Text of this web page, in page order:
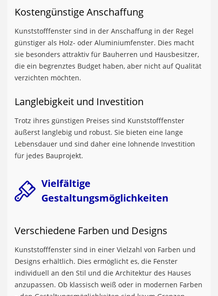
Kostengünstige Anschaffung
Kunststofffenster sind in der Anschaffung in der Regel
günstiger als Holz- oder Aluminiumfenster. Dies macht
sie besonders attraktiv für Bauherren und Hausbesitzer,
die ein begrenztes Budget haben, aber nicht auf Qualität
verzichten möchten.
Langlebigkeit und Investition
Trotz ihres günstigen Preises sind Kunststofffenster
äußerst langlebig und robust. Sie bieten eine lange
Lebensdauer und sind daher eine lohnende Investition
für jedes Bauprojekt.
Vielfältige
Gestaltungsmöglichkeiten
Verschiedene Farben und Designs
Kunststofffenster sind in einer Vielzahl von Farben und
Designs erhältlich. Dies ermöglicht es, die Fenster
individuell an den Stil und die Architektur des Hauses
anzupassen. Ob klassisch weiß oder in modernen Farben